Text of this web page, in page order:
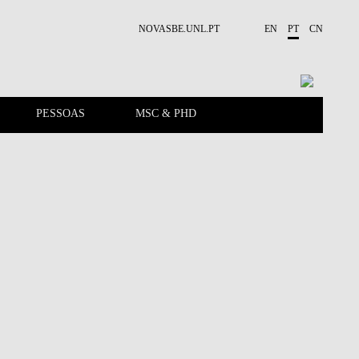
NOVASBE.UNL.PT EN PT CN
PESSOAS MSC & PHD